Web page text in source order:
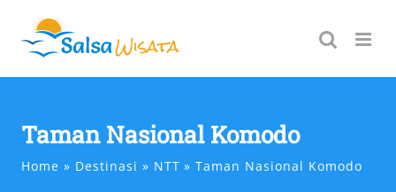
content
Taman Nasional Komodo
Home Destinasi NTT Taman Nasional Komodo